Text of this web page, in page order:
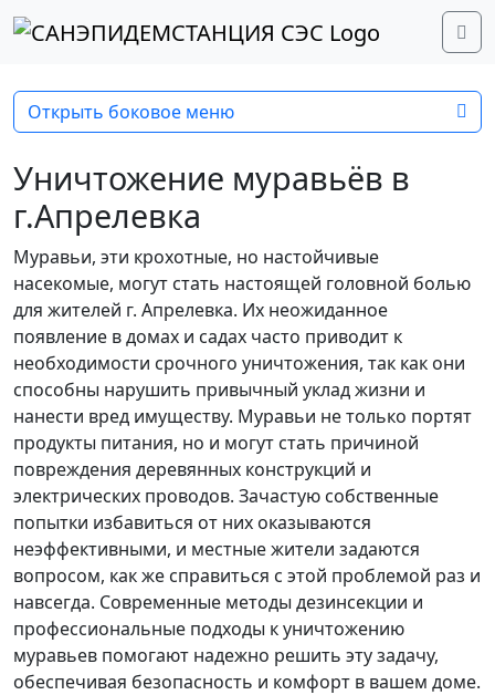
Перейти к содержимому
Перейти к футеру
Уничтожение муравьёв в
г.Апрелевка
Муравьи, эти крохотные, но настойчивые
насекомые, могут стать настоящей головной болью
для жителей г. Апрелевка. Их неожиданное
появление в домах и садах часто приводит к
необходимости срочного уничтожения, так как они
способны нарушить привычный уклад жизни и
нанести вред имуществу. Муравьи не только портят
продукты питания, но и могут стать причиной
повреждения деревянных конструкций и
электрических проводов. Зачастую собственные
попытки избавиться от них оказываются
неэффективными, и местные жители задаются
вопросом, как же справиться с этой проблемой раз и
навсегда. Современные методы дезинсекции и
профессиональные подходы к уничтожению
муравьев помогают надежно решить эту задачу,
обеспечивая безопасность и комфорт в вашем доме.
Открыть боковое меню